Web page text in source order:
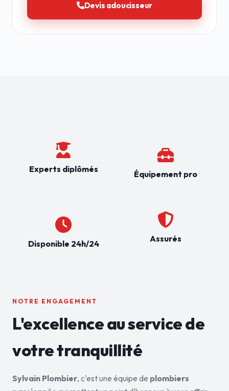
Devis adoucisseur
Experts diplômés
Disponible 24h/24
Équipement pro
Assurés
NOTRE ENGAGEMENT
L'excellence au service de
votre tranquillité
Sylvain Plombier, c'est une équipe de plombiers